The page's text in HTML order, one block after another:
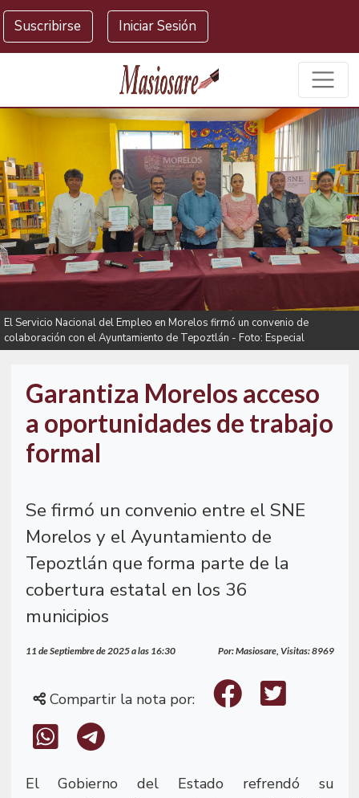
Masiosare agencia de noticias
Suscribirse Iniciar Sesión
El Servicio Nacional del Empleo en Morelos firmó un convenio de
colaboración con el Ayuntamiento de Tepoztlán - Foto: Especial
Garantiza Morelos acceso
a oportunidades de trabajo
formal
Se firmó un convenio entre el SNE
Morelos y el Ayuntamiento de
Tepoztlán que forma parte de la
cobertura estatal en los 36
municipios
11 de Septiembre de 2025 a las 16:30 Por: Masiosare, Visitas: 8969
Compartir la nota por:
El Gobierno del Estado refrendó su